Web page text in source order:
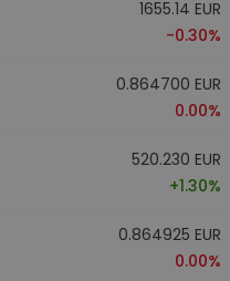
1655.14 EUR
-0.30%
0.864700 EUR
0.00%
520.230 EUR
+1.30%
0.864925 EUR
0.00%